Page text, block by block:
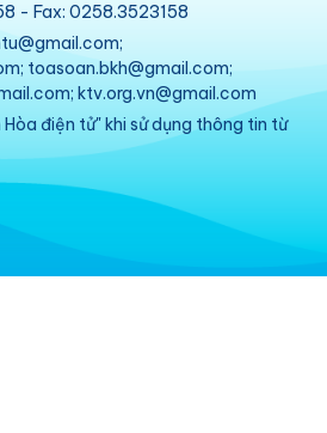
- Fax: 0258.3523158
toasoan.bkh@gmail.com;
ktv.org.vn@gmail.com
Hòa điện tử" khi sử dụng thông tin từ